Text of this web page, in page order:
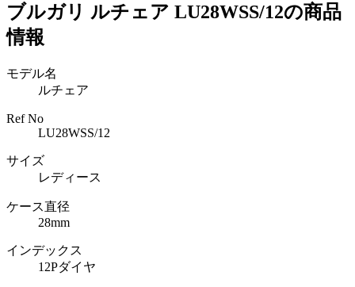
ブルガリ ルチェア LU28WSS/12の商品
情報
モデル名
ルチェア
Ref No
LU28WSS/12
サイズ
レディース
ケース直径
28mm
インデックス
12Pダイヤ